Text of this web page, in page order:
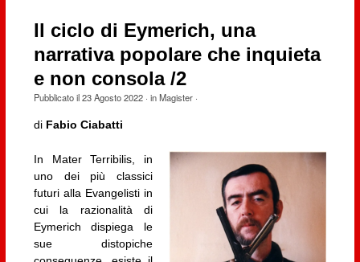
Il ciclo di Eymerich, una
narrativa popolare che inquieta
e non consola /2
Pubblicato il23 Agosto 2022· inMagister·
di Fabio Ciabatti
In Mater Terribilis, in
uno dei più classici
futuri alla Evangelisti in
cui la razionalità di
Eymerich dispiega le
sue distopiche